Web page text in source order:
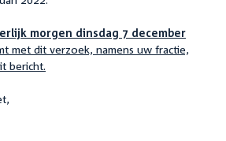
morgen dinsdag 7 december
met dit verzoek, namens uw fractie,
bericht.